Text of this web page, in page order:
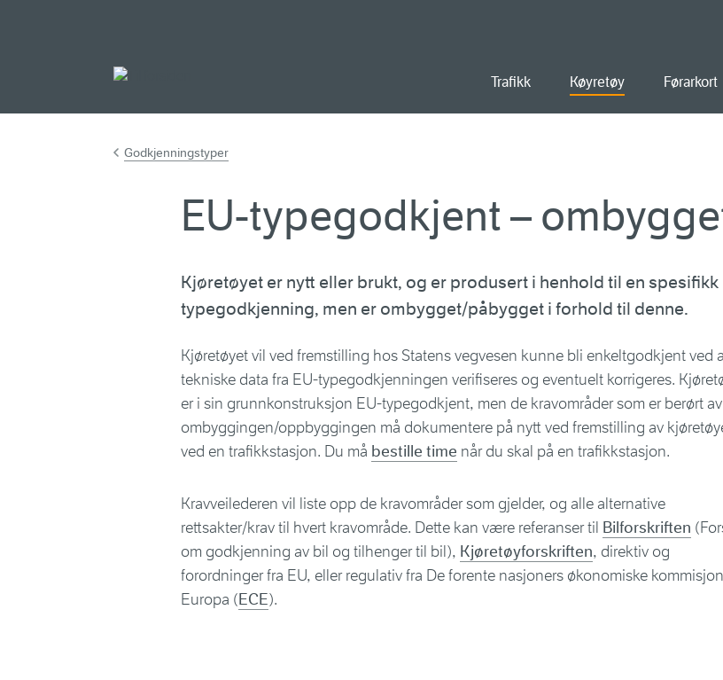
Trafikk Køyretøy Førarkort
Godkjenningstyper
EU-typegodkjent –
Kjøretøyet er nytt eller brukt, og er produsert i henhold til en spesifikk
typegodkjenning, men er ombygget/påbygget i forhold til denne.
Kjøretøyet vil ved fremstilling hos Statens vegvesen kunne bli enkeltgodkjent ved
tekniske data fra EU-typegodkjenningen verifiseres og eventuelt korrigeres.
er i sin grunnkonstruksjon EU-typegodkjent, men de kravområder som er berørt av
ombyggingen/oppbyggingen må dokumentere på nytt ved fremstilling av
ved en trafikkstasjon. Du må bestille time når du skal på en trafikkstasjon.
Kravveilederen vil liste opp de kravområder som gjelder, og alle alternative
rettsakter/krav til hvert kravområde. Dette kan være referanser til Bilforskriften
om godkjenning av bil og tilhenger til bil), Kjøretøyforskriften, direktiv og
forordninger fra EU, eller regulativ fra De forente nasjoners økonomiske
Europa (ECE).